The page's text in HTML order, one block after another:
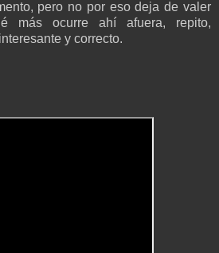
pero no por eso deja de valer
más ocurre ahí afuera, repito,
y correcto.